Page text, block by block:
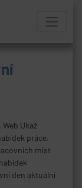
Ukaž
práce.
míst
den aktuální